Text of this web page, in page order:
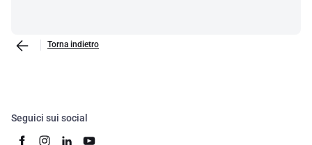
Torna indietro
Seguici sui social